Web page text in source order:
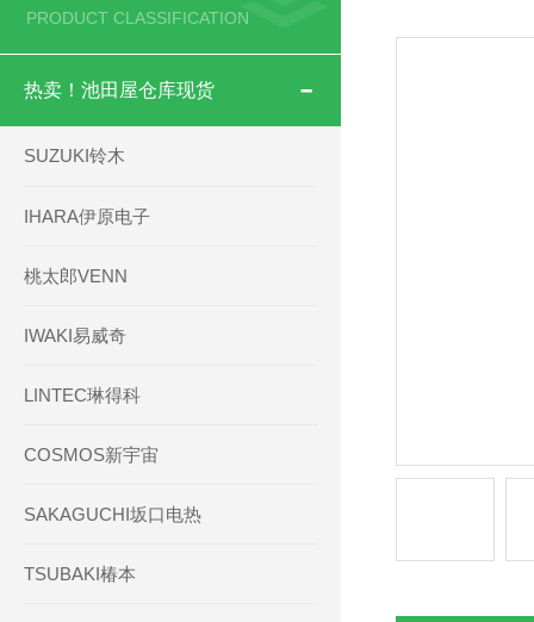
PRODUCT CLASSIFICATION
热卖！池田屋仓库现货
SUZUKI铃木
IHARA伊原电子
桃太郎VENN
IWAKI易威奇
LINTEC琳得科
COSMOS新宇宙
SAKAGUCHI坂口电热
TSUBAKI椿本